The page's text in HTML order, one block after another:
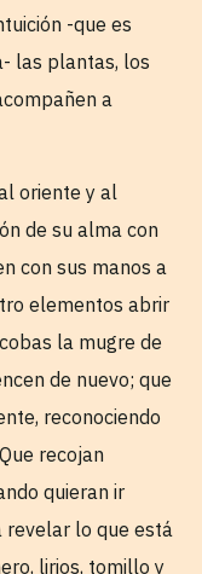
-que es
las plantas, los
a
oriente y al
de su alma con
con sus manos a
elementos abrir
la mugre de
de nuevo; que
reconociendo
recojan
quieran ir
lo que está
lirios, tomillo y